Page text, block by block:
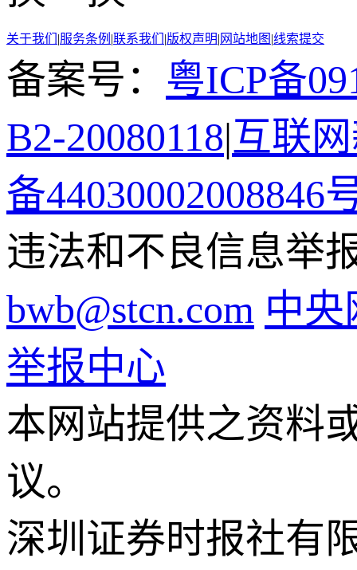
关于我们 |服务条例 |联系我们 |版权声明| 网站地图 |线索提交
备案号： 粤ICP备
B2-20080118|互联
备44030002008846
违法和不良信息举
bwb@stcn.com 中
举报中心
本网站提供之资料
议。
深圳证券时报社有